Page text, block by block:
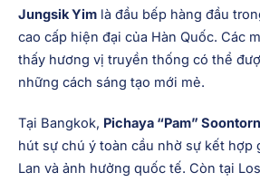
Jungsik Yim là đầu bếp hàng đầu
cao cấp hiện đại của Hàn Quốc. Các
thấy hương vị truyền thống có thể
những cách sáng tạo mới mẻ.
Tại Bangkok, Pichaya “Pam”
hút sự chú ý toàn cầu nhờ sự kết hợp
Lan và ảnh hưởng quốc tế. Còn tại